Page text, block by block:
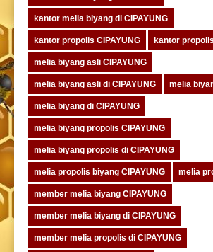
kantor melia biyang di CIPAYUNG
kantor propolis CIPAYUNG kantor
melia biyang asli CIPAYUNG
melia biyang asli di CIPAYUNG melia
melia biyang di CIPAYUNG
melia biyang propolis CIPAYUNG
melia biyang propolis di CIPAYUNG
melia propolis biyang CIPAYUNG melia
member melia biyang CIPAYUNG
member melia biyang di CIPAYUNG
member melia propolis di CIPAYUNG